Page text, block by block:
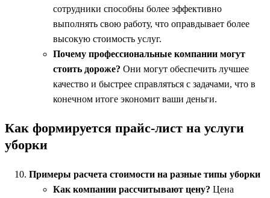
сотрудники способны более эффективно
выполнять свою работу, что оправдывает более
высокую стоимость услуг.
Почему профессиональные компании могут
стоить дороже? Они могут обеспечить лучшее
качество и быстрее справляться с задачами, что в
конечном итоге экономит ваши деньги.
Как формируется прайс-лист на услуги
уборки
Примеры расчета стоимости на разные типы уборки
Как компании рассчитывают цену? Цена